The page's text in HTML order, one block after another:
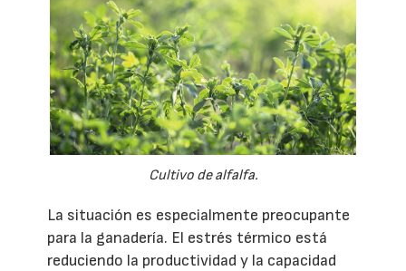
Cultivo de alfalfa.
La situación es especialmente preocupante
para la ganadería. El estrés térmico está
reduciendo la productividad y la capacidad